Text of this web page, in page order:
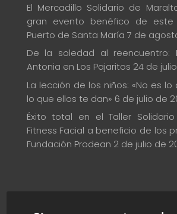
El Mercadillo Solidario de
gran evento benéfico de este
Puerto de Santa María 7 de
De la soledad al reencuentro:
Antonia en Los Pajaritos 24 de
La lección de los niños: «No es
lo que ellos te dan» 6 de julio de
Éxito total en el Taller
Fitness Facial a beneficio de los
Fundación Prodean 2 de julio de